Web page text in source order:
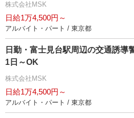
株式会社MSK
日給1万4,500円～
アルバイト・パート / 東京都
日勤・富士見台駅周辺の交通誘導
1日～OK
株式会社MSK
日給1万4,500円～
アルバイト・パート / 東京都